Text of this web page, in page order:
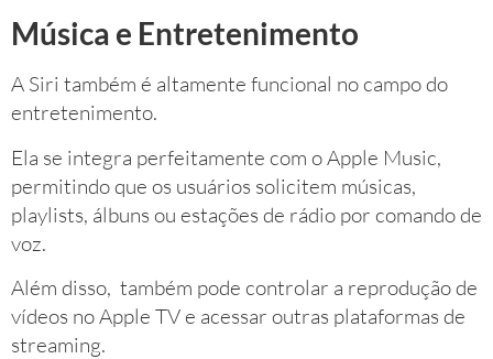
Música e Entretenimento
A Siri também é altamente funcional no campo do
entretenimento.
Ela se integra perfeitamente com o Apple Music,
permitindo que os usuários solicitem músicas,
playlists, álbuns ou estações de rádio por comando de
voz.
Além disso, também pode controlar a reprodução de
vídeos no Apple TV e acessar outras plataformas de
streaming.